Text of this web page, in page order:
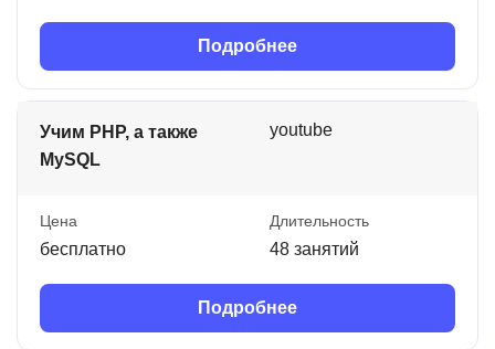
Подробнее
Учим PHP, а также
MySQL
youtube
Цена
бесплатно
Длительность
48 занятий
Подробнее